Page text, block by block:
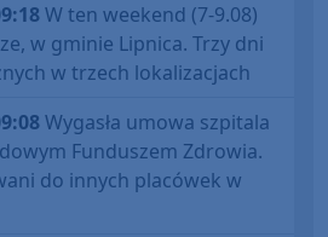
W ten weekend (7-9.08)
w gminie Lipnica. Trzy dni
w trzech lokalizacjach
Wygasła umowa szpitala
Funduszem Zdrowia.
do innych placówek w